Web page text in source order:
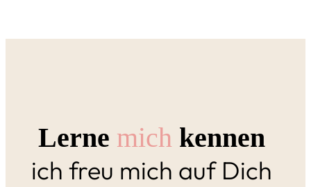
Lerne michkennen
ich freu mich auf Dich